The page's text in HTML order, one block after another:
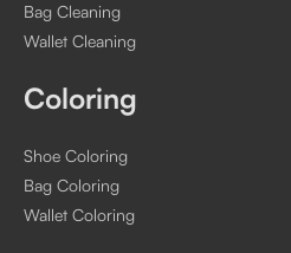
Bag Cleaning
Wallet Cleaning
Coloring
Shoe Coloring
Bag Coloring
Wallet Coloring